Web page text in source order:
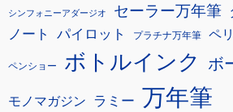
シンフォニーアダージオ セーラー万年筆
ノート パイロット プラチナ万年筆 ペ
ペンショー ボトルインク ボ
モノマガジン ラミー 万年筆